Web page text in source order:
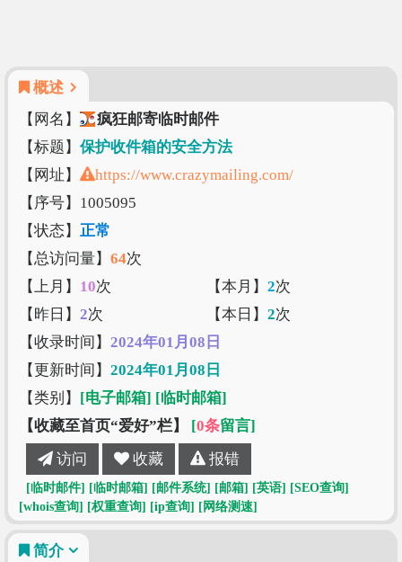
概述
【网名】
疯狂邮寄临时邮件
【标题】 保护收件箱的安全方法
【网址】
https://www.crazymailing.com/
【序号】1005095
【状态】 正常
【总访问量】 64次
【上月】 10次 【本月】 2次
【昨日】 2次 【本日】 2次
【收录时间】 2024年01月08日
【更新时间】 2024年01月08日
【类别】 [电子邮箱] [临时邮箱]
【收藏至首页“爱好”栏】
[0条留言]
访问 收藏 报错
[临时邮件] [临时邮箱] [邮件系统] [邮箱] [英语] [SEO查询]
[whois查询] [权重查询] [ip查询] [网络测速]
简介